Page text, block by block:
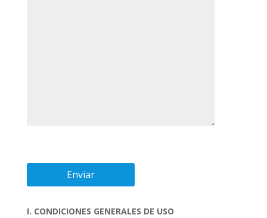
I. CONDICIONES GENERALES DE USO